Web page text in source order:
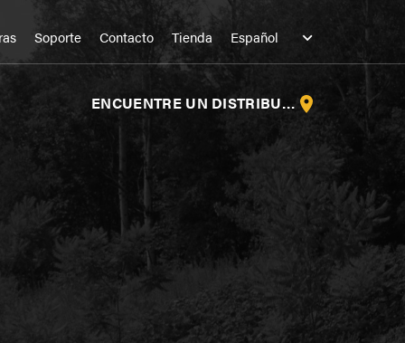
ENCUENTRE UN DISTRIBUIDOR
Soporte Contacto Tienda